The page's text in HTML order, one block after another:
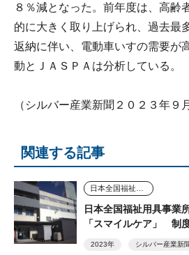
８％減となった。前年度は、高齢
的に大きく取り上げられ、過去最
返納に伴い、電動車いすの需要が
動とＪＡＳＰＡは分析している。
（シルバー産業新聞２０２３年９
関連する記事
日本全国福祉用具事業
「スマイルケア」 制
2023年 シルバー産業新